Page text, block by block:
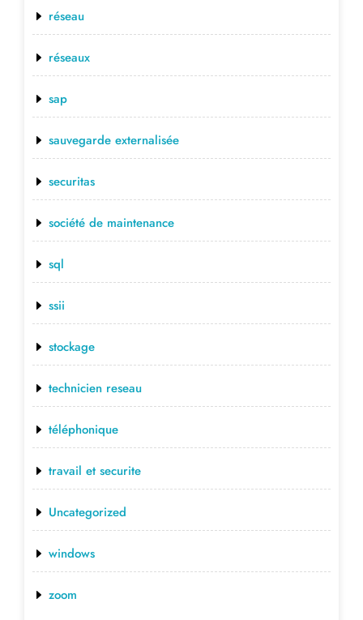
réseau
réseaux
sap
sauvegarde externalisée
securitas
société de maintenance
sql
ssii
stockage
technicien reseau
téléphonique
travail et securite
Uncategorized
windows
zoom